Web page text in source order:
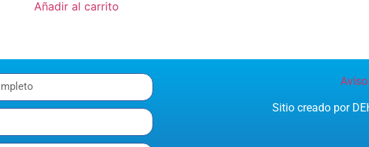
Añadir al carrito
Sitio creado por